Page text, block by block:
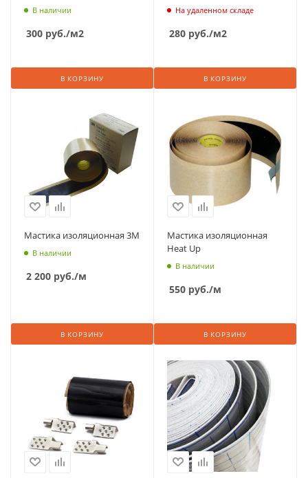
В наличии
300 руб./м2
В КОРЗИНУ
На удаленном складе
280 руб./м2
В КОРЗИНУ
Мастика изоляционная 3М
В наличии
2 200 руб./м
В КОРЗИНУ
Мастика изоляционная
Heat Up
В наличии
550 руб./м
В КОРЗИНУ